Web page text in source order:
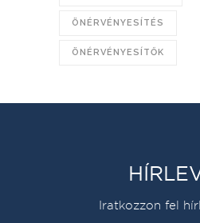
ÖNÉRVÉNYESÍTÉS
ÖNÉRVÉNYESÍTŐK
Iratkozzon fel